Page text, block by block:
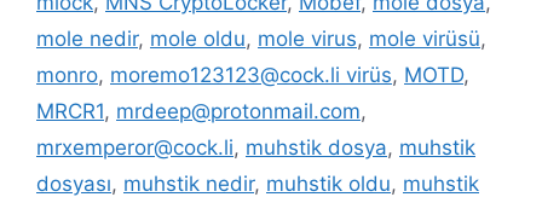
mole nedir, mole oldu, mole virus, mole virüsü,
monro, moremo123123@cock.li virüs, MOTD,
MRCR1, mrdeep@protonmail.com,
mrxemperor@cock.li, muhstik dosya, muhstik
dosyası, muhstik nedir, muhstik oldu, muhstik